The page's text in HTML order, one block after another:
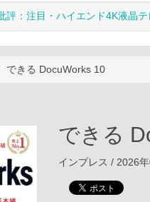
評：注目・ハイエンド4K液晶テ
できる DocuWorks 10
できる
インプレス / 2026